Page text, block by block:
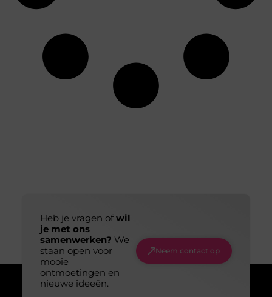
Heb je vragen ofwil
je met ons
samenwerken? We
staan open voor
mooie
ontmoetingen en
nieuwe ideeën.
Neem contact op